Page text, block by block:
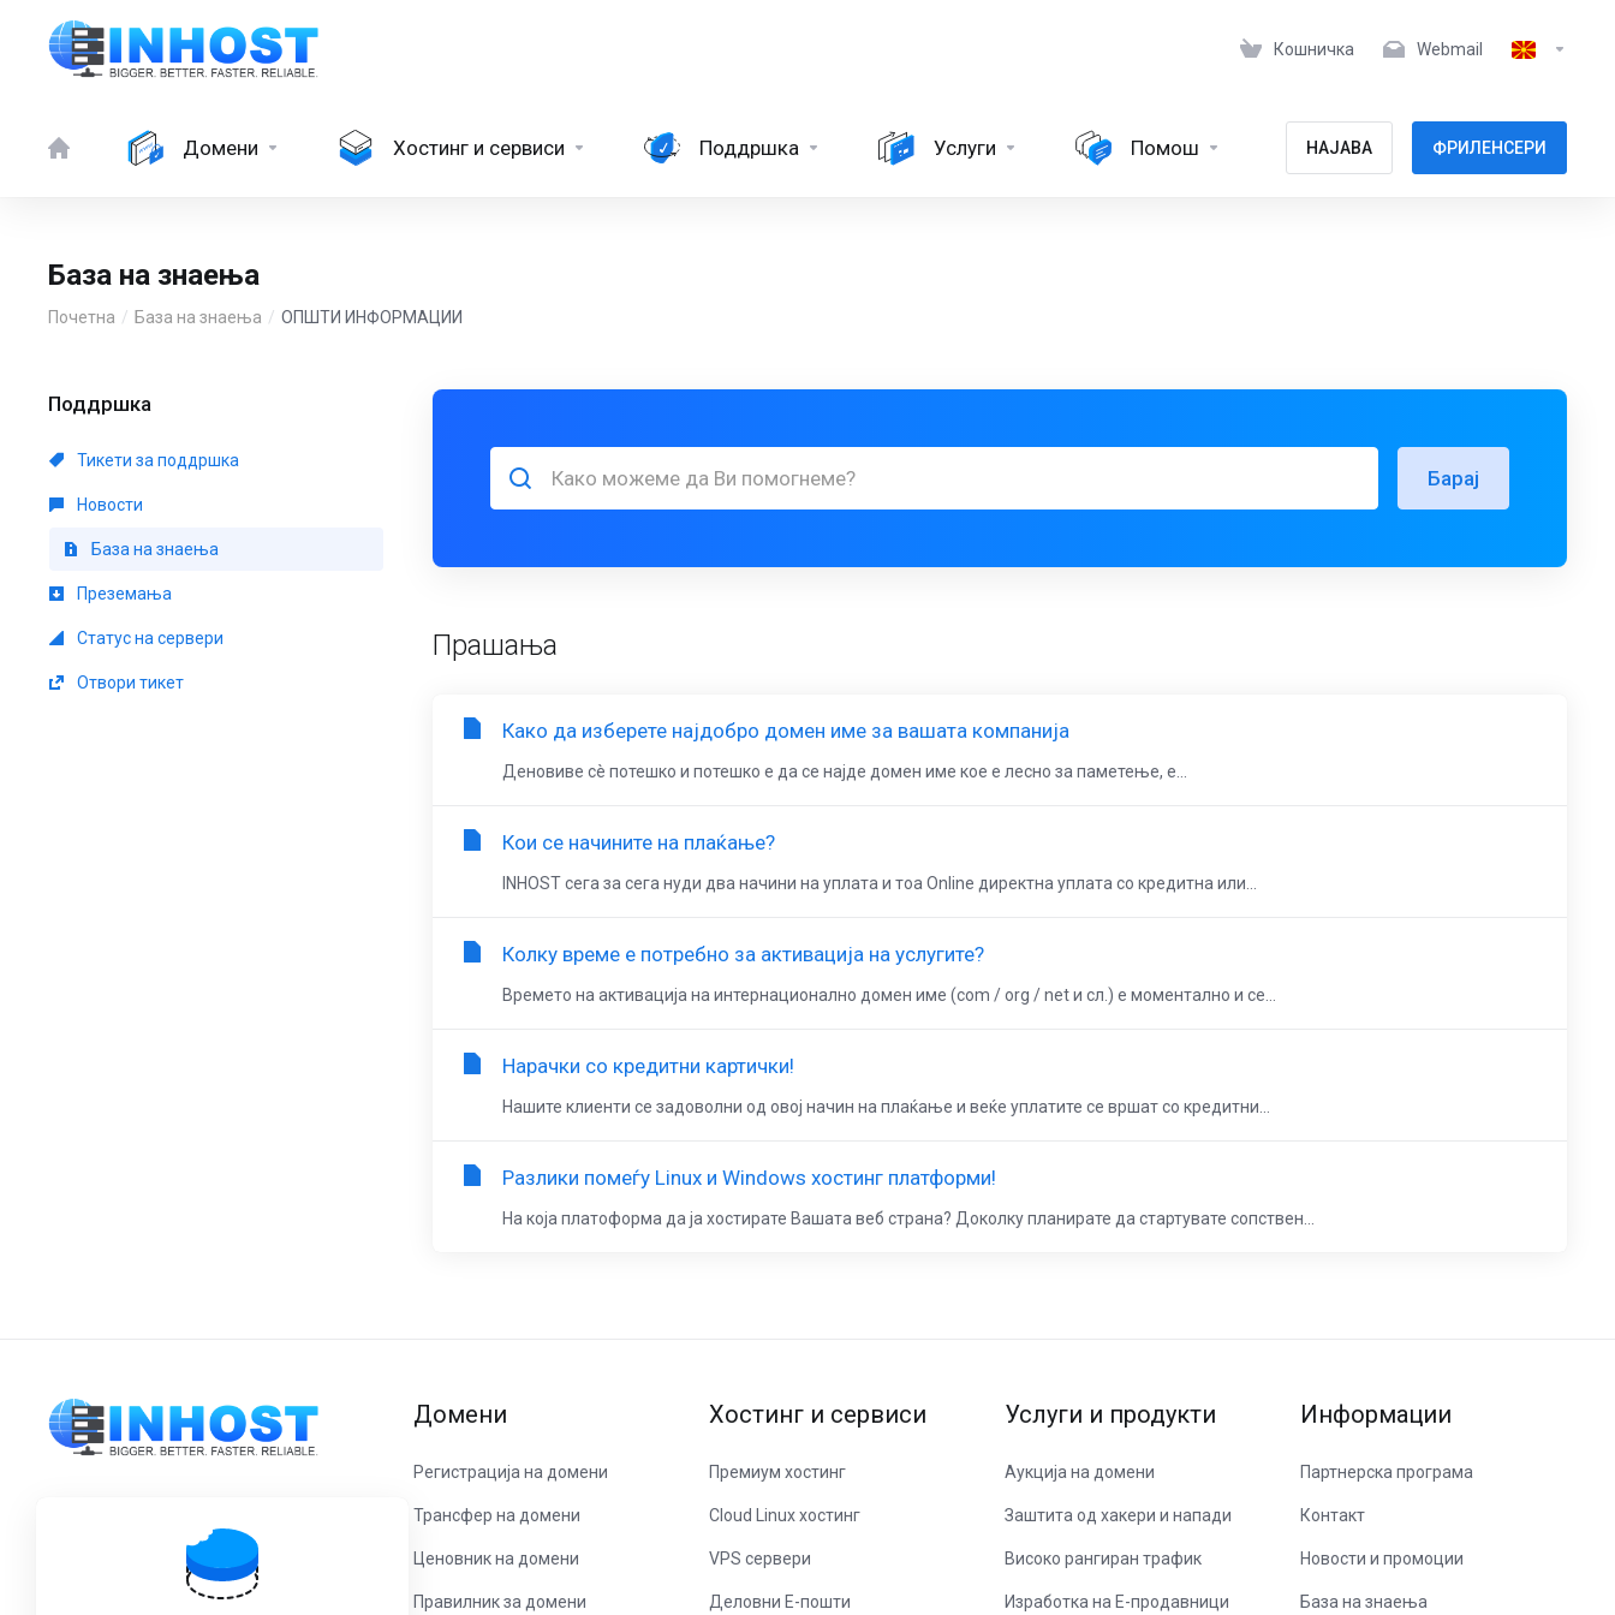
Кошничка Webmail
Домени Хостинг и сервиси Поддршка Услуги Помош НАЈАВА ФРИЛЕНСЕРИ
База на знаења
Почетна База на знаења ОПШТИ ИНФОРМАЦИИ
Поддршка
Тикети за поддршка
Новости
База на знаења
Преземања
Статус на сервери
Отвори тикет
Барај
Прашања
Како да изберете најдобро домен име за вашата компанија
Деновиве сè потешко и потешко е да се најде домен име кое е лесно за паметење, е...
Кои се начините на плаќање?
INHOST сега за сега нуди два начини на уплата и тоа Online директна уплата со кредитна или...
Колку време е потребно за активација на услугите?
Времето на активација на интернационално домен име (com / org / net и сл.) е моментално и се...
Нарачки со кредитни картички!
Нашите клиенти се задоволни од овој начин на плаќање и веќе уплатите се вршат со кредитни...
Разлики помеѓу Linux и Windows хостинг платформи!
На која платоформа да ја хостирате Вашата веб страна? Доколку планирате да стартувате сопствен...
Процес Ин Дооел
Никола Русински 29/38 Скопје
Домени
Регистрација на домени
Трансфер на домени
Ценовник на домени
Правилник за домени
Хостинг и сервиси
Премиум хостинг
Cloud Linux хостинг
VPS сервери
Деловни Е-пошти
Услуги и продукти
Аукција на домени
Заштита од хакери и напади
Високо рангиран трафик
Изработка на Е-продавници
Информации
Партнерска програма
Контакт
Новости и промоции
База на знаења